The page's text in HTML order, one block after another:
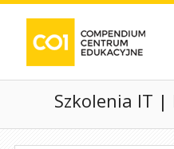
Szkolenia IT |